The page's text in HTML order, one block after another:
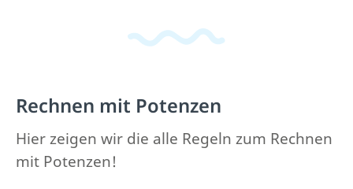
Rechnen mit Potenzen
Hier zeigen wir die alle Regeln zum Rechnen
mit Potenzen!